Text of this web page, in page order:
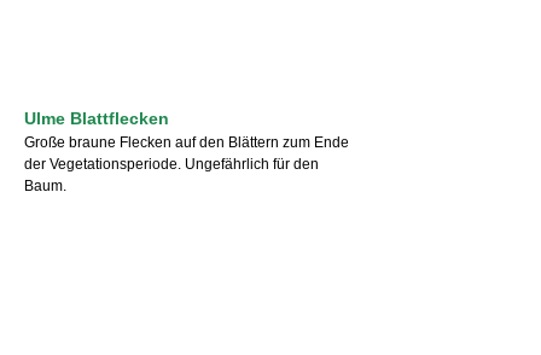
Ulme Blattflecken
Große braune Flecken auf den Blättern zum Ende
der Vegetationsperiode. Ungefährlich für den
Baum.